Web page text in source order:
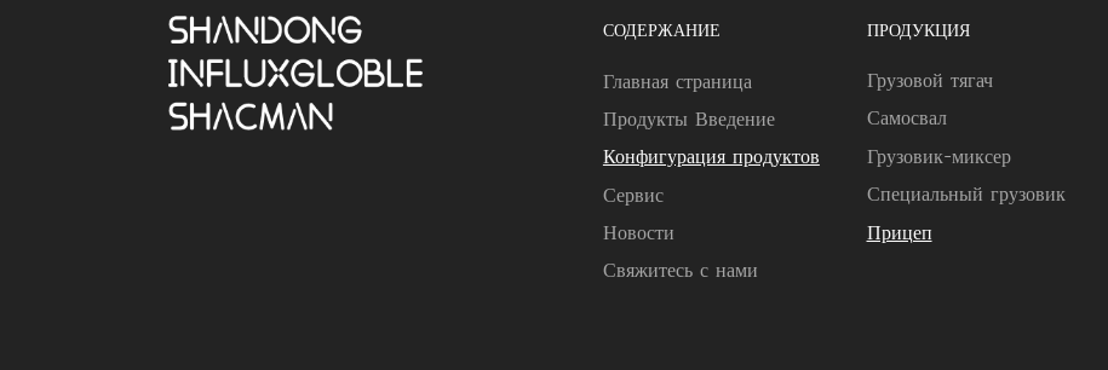
СОДЕРЖАНИЕ
Главная страница
Продукты Введение
Конфигурация продуктов
Сервис
Новости
Свяжитесь с нами
ПРОДУКЦИЯ
Грузовой тягач
Самосвал
Грузовик-миксер
Специальный грузовик
Прицеп